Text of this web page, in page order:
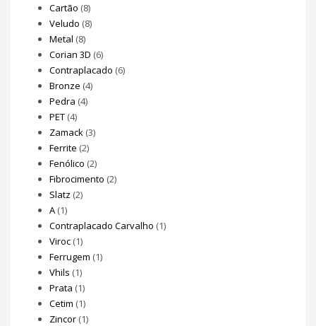
Cartão (8)
Veludo (8)
Metal (8)
Corian 3D (6)
Contraplacado (6)
Bronze (4)
Pedra (4)
PET (4)
Zamack (3)
Ferrite (2)
Fenólico (2)
Fibrocimento (2)
Slatz (2)
A (1)
Contraplacado Carvalho (1)
Viroc (1)
Ferrugem (1)
Vhils (1)
Prata (1)
Cetim (1)
Zincor (1)